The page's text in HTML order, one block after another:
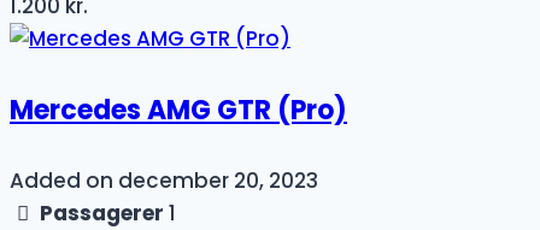
Mercedes AMG GTR (Pro)
Added on december 20, 2023
Passagerer 1